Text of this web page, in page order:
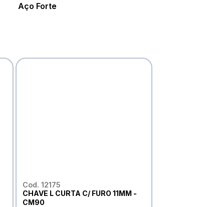
Aço Forte
Cod. 12175
CHAVE L CURTA C/ FURO 11MM -
CM90